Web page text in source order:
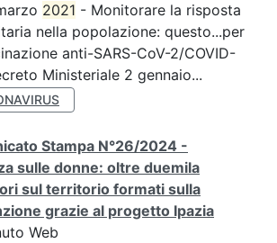
2021 - Monitorare la risposta
nella popolazione: questo...per
anti-SARS-CoV-2/COVID-
Ministeriale 2 gennaio...
Stampa N°26/2024 -
sulle donne: oltre duemila
sul territorio formati sulla
grazie al progetto Ipazia
Web